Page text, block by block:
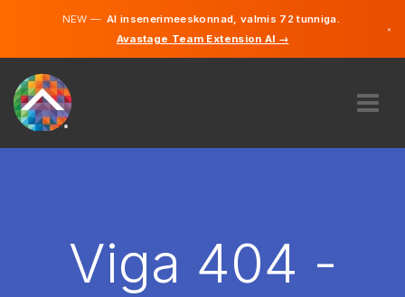
NEW —AI insenerimeeskonnad, valmis 72 tunniga.
Avastage Team Extension AI →
×
PALKAMAViga 404 -